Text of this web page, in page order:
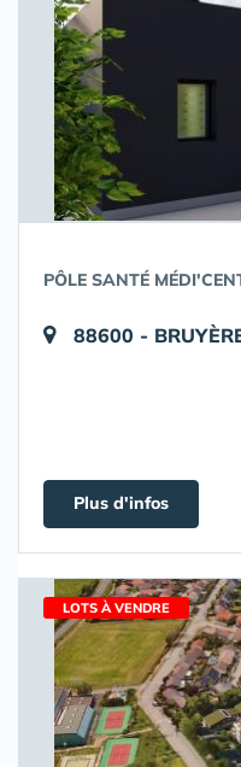
PÔLE SANTÉ
88600 -
Plus d'infos
LOTS À VENDRE